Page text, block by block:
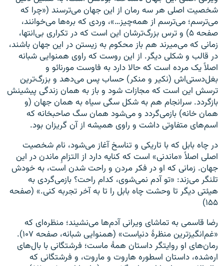
شخصیت اصلی هر سه رمان از این جهان می‌ترسند («چرا که
می‌ترسم؛ می‌ترسم از همه‌چیز…»، وردی که بره‌ها می‌خوانند،
صفحه ۵) و ترس بزرگ‌ترشان این است که در تکراری بی‌انتها،
زمانی که می‌میرند هم باز محکوم به زیستن در این جهان باشند،
در قالب و شکلی دیگر. از این روست که راوی همنوایی شبانه
اصلاً یک مرده است که حالا دارد به فاوست مورنائو و
بغل‌دستی‌‌اش (نکیر و منکر) حساب پس می‌دهد و بزرگ‌ترین
ترسش این است که مجازات شود و باز به همان زندگی پیشینش
بازگردد. سرانجام هم به شکل سگی سیاه به همان جهان (و
همان خانه) بازمی‌گردد و می‌شود همان سگ صاحبخانه که
اسم‌های متفاوتی داشت و راوی همیشه از آن گریزان بود.
در چاه بابل که با تاریکی و تناسخ آغاز می‌شود، نام شخصیت
اصلی اصلاً «ماندنی» است که کنایه دارد از التزامِ ماندن در این
جهان. زمانی که او در فکر مردن و راحت شدن است، به خودش
تلنگر می‌زند: «تو آدم نمی‌شوی، کدام راحت؟ بازمی‌گردی به
هیئتی دیگر تا وحشت چاه بابل را تا به آخر تجربه کنی.» (صفحه
۱۵۵)
رضا قاسمی به تماشای ویرانی آدم‌ها می‌نشیند؛ منظره‌‌ای که
«غم‌انگیزترین منظرهٔ دنیاست» (همنوایی شبانه، صفحه ۱۰۷).
رمان‌های او روایتگر داستان همهٔ ماست؛ فرشتگانی با بال‌های
اره‌شده، داستان اسطوره هاروت و ماروت، و فرشتگانی که